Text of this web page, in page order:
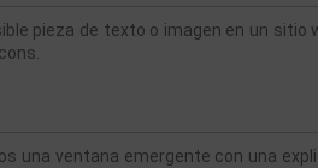
pieza de texto o imagen en un
una ventana emergente con una